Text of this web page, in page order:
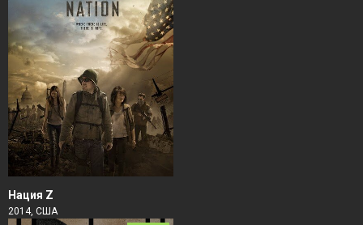
Нация Z
2014, США